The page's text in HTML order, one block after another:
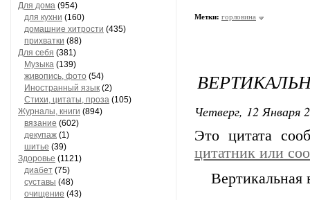
Для дома (954)
для кухни (160)
домашние хитрости (435)
прихватки (88)
Для себя (381)
Музыка (139)
живопись, фото (54)
Иностранный язык (2)
Стихи, цитаты, проза (105)
Журналы, книги (894)
вязание (602)
декупаж (1)
шитье (39)
Здоровье (1121)
диабет (75)
суставы (48)
очищение (43)
Метки: горловина
Четверг, 12 Января
Это цитата
цитатник или
Вертикальная